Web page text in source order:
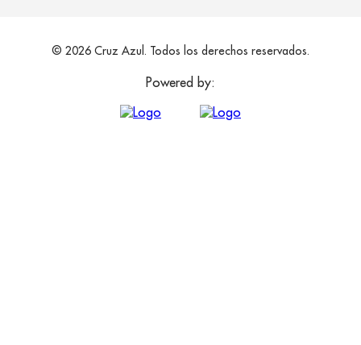
© 2026 Cruz Azul. Todos los derechos reservados.
Powered by: